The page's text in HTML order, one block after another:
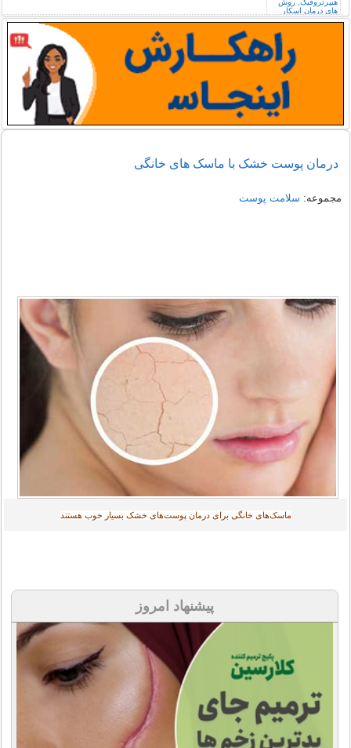
درمان پوست خشک با ماسک های خانگی
مجموعه: سلامت پوست
ماسک‌های خانگی برای درمان پوست‌های خشک بسیار خوب هستند
پیشنهاد امروز